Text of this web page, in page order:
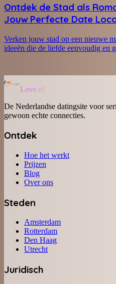
Ontdek de Stad als
Jouw Perfecte Date
Verken jouw stad op een nieuwe
ideeën die de liefde eenvoudig en
Love.nl
De Nederlandse datingsite voor
gewoon echte connecties.
Ontdek
Hoe het werkt
Prijzen
Blog
Over ons
Steden
Amsterdam
Rotterdam
Den Haag
Utrecht
Juridisch